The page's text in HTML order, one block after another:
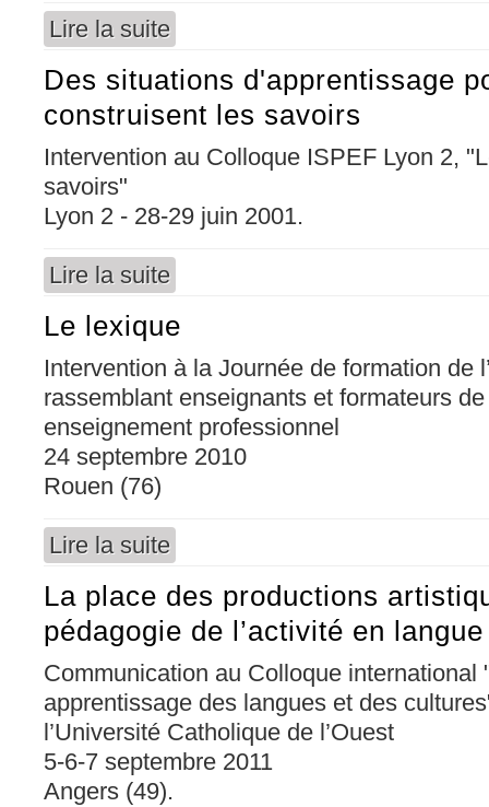
Lire la suite
Des situations d'apprentissage
construisent les savoirs
Intervention au Colloque ISPEF Lyon 2,
savoirs"
Lyon 2 - 28-29 juin 2001.
Lire la suite
Le lexique
Intervention à la Journée de formation de
rassemblant enseignants et formateurs
enseignement professionnel
24 septembre 2010
Rouen (76)
Lire la suite
La place des productions
pédagogie de l’activité en
Communication au Colloque international
apprentissage des langues et des
l’Université Catholique de l’Ouest
5-6-7 septembre 2011
Angers (49).